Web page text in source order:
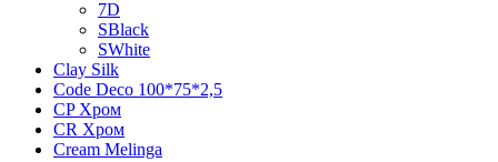
7D
SBlack
SWhite
Clay Silk
Code Deco 100*75*2,5
CP Хром
CR Хром
Cream Melinga